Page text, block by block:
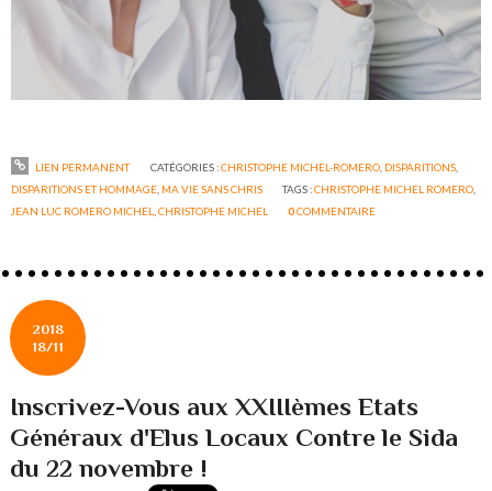
LIEN PERMANENT CATÉGORIES :CHRISTOPHE MICHEL-ROMERO, DISPARITIONS,
DISPARITIONS ET HOMMAGE MA VIE SANS CHRIS TAGS :CHRISTOPHE MICHEL ROMERO
JEAN LUC ROMERO MICHEL ,CHRISTOPHE MICHEL 0COMMENTAIRE
2018
18/11
Inscrivez-Vous aux XXIIIèmes Etats
Généraux d'Elus Locaux Contre le Sida
du 22 novembre !